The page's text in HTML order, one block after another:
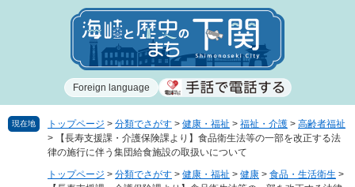
で
ば
Foreign language
現在地 トップページ > 分類でさがす > 健康・福祉 > 福祉・介護 > 高齢者福祉
>
【長寿支援課・介護保険課より】食品衛生法等の一部を改正する法
律の施行に伴う集団給食施設の取扱いについて
トップページ > 分類でさがす > 健康・福祉 > 健康 > 食品・生活衛生 >